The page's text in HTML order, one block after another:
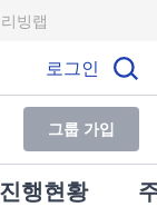
빙랩
로그인
그룹 가입
행현황